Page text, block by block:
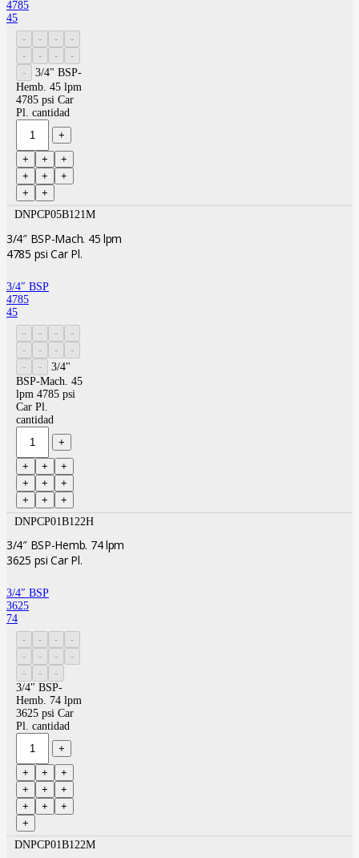
4785
45
3/4" BSP-
Hemb. 45 lpm
4785 psi Car
Pl. cantidad
DNPCP05B121M
3/4″ BSP-Mach. 45 lpm
4785 psi Car Pl.
3/4″ BSP
4785
45
3/4"
BSP-Mach. 45
lpm 4785 psi
Car Pl.
cantidad
DNPCP01B122H
3/4″ BSP-Hemb. 74 lpm
3625 psi Car Pl.
3/4″ BSP
3625
74
3/4" BSP-
Hemb. 74 lpm
3625 psi Car
Pl. cantidad
DNPCP01B122M